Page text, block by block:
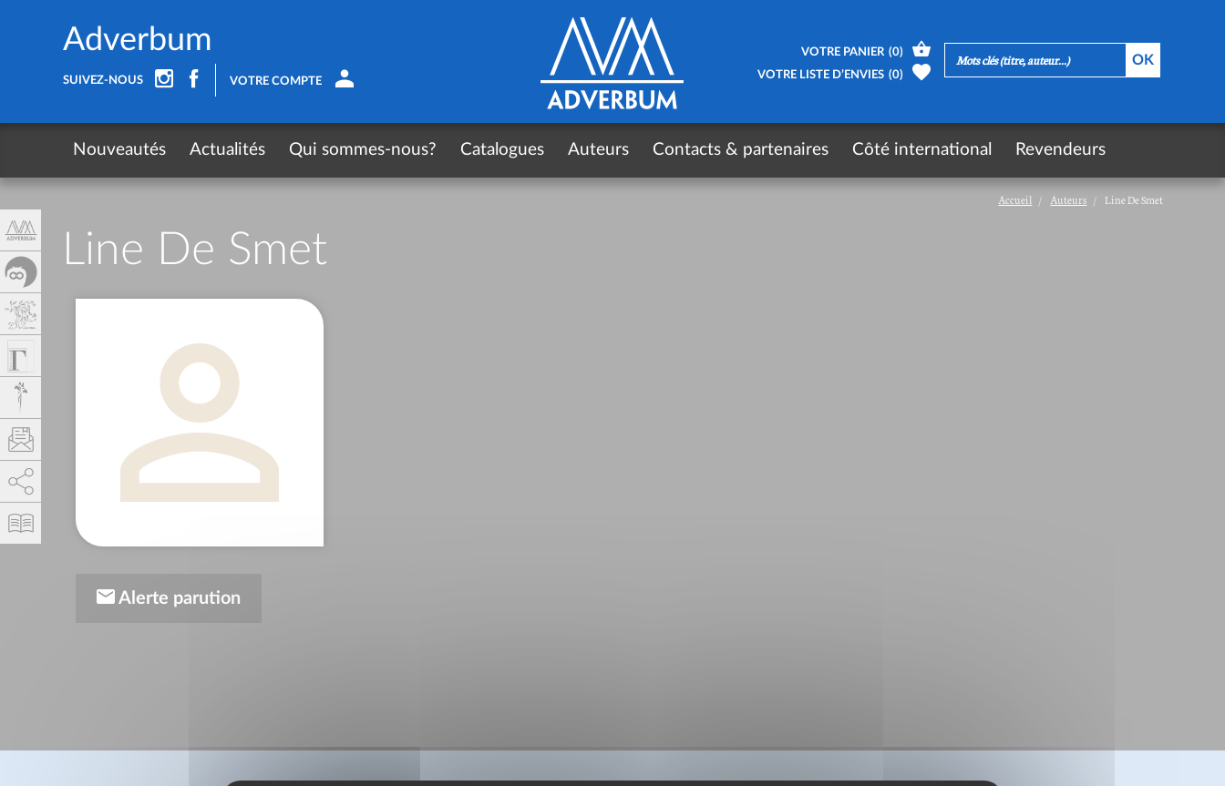
Accueil Auteurs Line De Smet
Line De Smet
Alerte parution
Adverbum
SUIVEZ-NOUS VOTRE COMPTE
VOTRE PANIER (0)
VOTRE LISTE D’ENVIES (0)
Nouveautés Actualités Qui sommes-nous? Catalogues Auteurs Contacts & partenaires Côté international Revendeurs